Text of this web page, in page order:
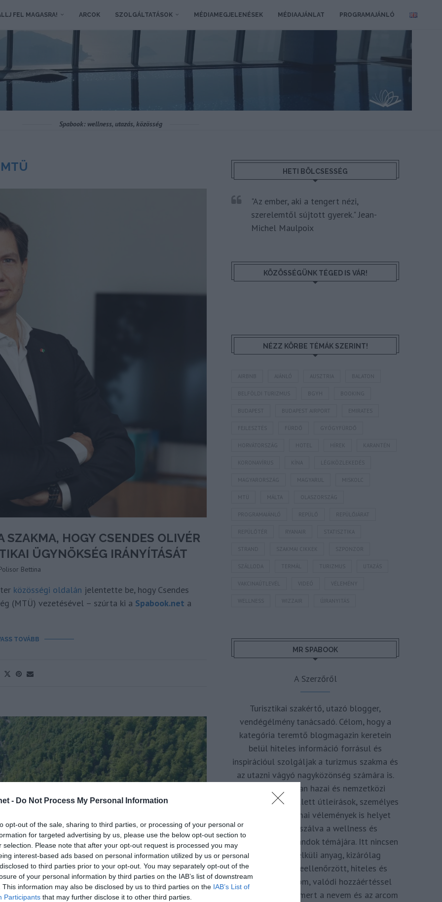
- Do Not Process My Personal Information
opt-out of the sale, sharing to third parties, or processing of your personal or
for targeted advertising by us, please use the below opt-out section to
selection. Please note that after your opt-out request is processed you may
interest-based ads based on personal information utilized by us or personal
to third parties prior to your opt-out. You may separately opt-out of the
of your personal information by third parties on the IAB’s list of downstream
This information may also be disclosed by us to third parties on the IAB’s List of
Participants that may further disclose it to other third parties.
FEL MAGASRA! ARCOK SZOLGÁLTATÁSOK MÉDIAMEGJELENÉSEK MÉDIAAJÁNLAT PROGRAMAJÁNLÓ
Spabook: wellness, utazás, közösség
MTÜ
SZAKMA, HOGY CSENDES OLIVÉR
ÜGYNÖKSÉG IRÁNYÍTÁSÁT
Bettina
közösségi oldalán jelentette be, hogy Csendes
(MTÜ) vezetésével – szúrta ki a Spabook.net a
TOVÁBB
HETI BÖLCSESSÉG
"Az ember, aki a tengert nézi,
szerelemtől sújtott gyerek." Jean-
Michel Maulpoix
KÖZÖSSÉGÜNK TÉGED IS VÁR!
NÉZZ KÖRBE TÉMÁK SZERINT!
AIRBNB AJÁNLÓ AUSZTRIA BALATON
BELFÖLDI TURIZMUS BGYH BOOKING
BUDAPEST BUDAPEST AIRPORT EMIRATES
FEJLESZTÉS FÜRDŐ GYÓGYFÜRDŐ
HORVÁTORSZÁG HOTEL HÍREK KARANTÉN
KORONAVÍRUS KÍNA LÉGIKÖZLEKEDÉS
MAGYARORSZÁG MAGYARUL MISKOLC
MTÜ MÁLTA OLASZORSZÁG
PROGRAMAJÁNLÓ REPÜLŐ REPÜLŐJÁRAT
REPÜLŐTÉR RYANAIR STATISZTIKA
STRAND SZAKMAI CIKKEK SZPONZOR
SZÁLLODA TERMÁL TURIZMUS UTAZÁS
VAKCINAÚTLEVÉL VIDEÓ VÉLEMÉNY
WELLNESS WIZZAIR ÚJRANYITÁS
MR SPABOOK
A Szerzőről
Turisztikai szakértő, utazó blogger,
vendégélmény tanácsadó. Célom, hogy a
kategória teremtő blogmagazin keretein
belül hiteles információ forrásul és
inspirációul szolgáljak a turizmus szakma és
az utazni vágyó nagyközönség számára is.
Repertoáromban hazai és nemzetközi
turizmus hírek mellett útleírások, személyes
ajánlók és szakmai vélemények is helyet
kapnak, fókuszálva a wellness és
termálfürdők, strandok témájára. Itt nincsen
hivatkozás nélküli anyag, kizárólag
többszörösen leellenőrzött, hiteles és
minőségi tartalom, valódi hozzáértéssel
megkomponálva, mert a nevem és az arcom